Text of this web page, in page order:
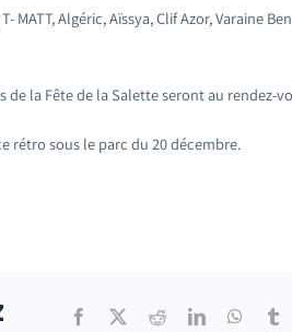
Algéric, Aïssya, Clif Azor, Varaine
la Fête de la Salette seront au rendez-
rétro sous le parc du 20 décembre.
Facebook RedditLinkedIn